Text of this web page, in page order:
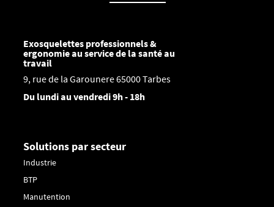
Exosquelettes professionnels &
ergonomie au service de la santé au
travail
9, rue de la Garounere 65000 Tarbes
Du lundi au vendredi 9h - 18h
Solutions par secteur
Industrie
BTP
Manutention